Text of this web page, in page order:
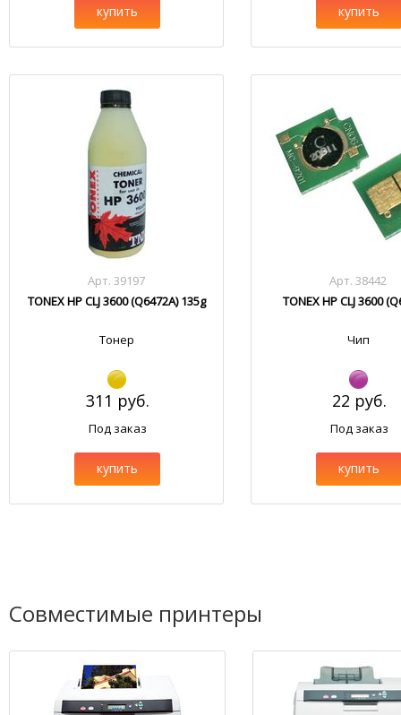
купить купить
Арт. 39197
TONEX HP CLJ 3600 (Q6472A) 135g
Тонер
311 руб.
Под заказ
купить
Арт. 38442
TONEX HP CLJ 3600
Чип
22 руб.
Под заказ
купить
Совместимые принтеры